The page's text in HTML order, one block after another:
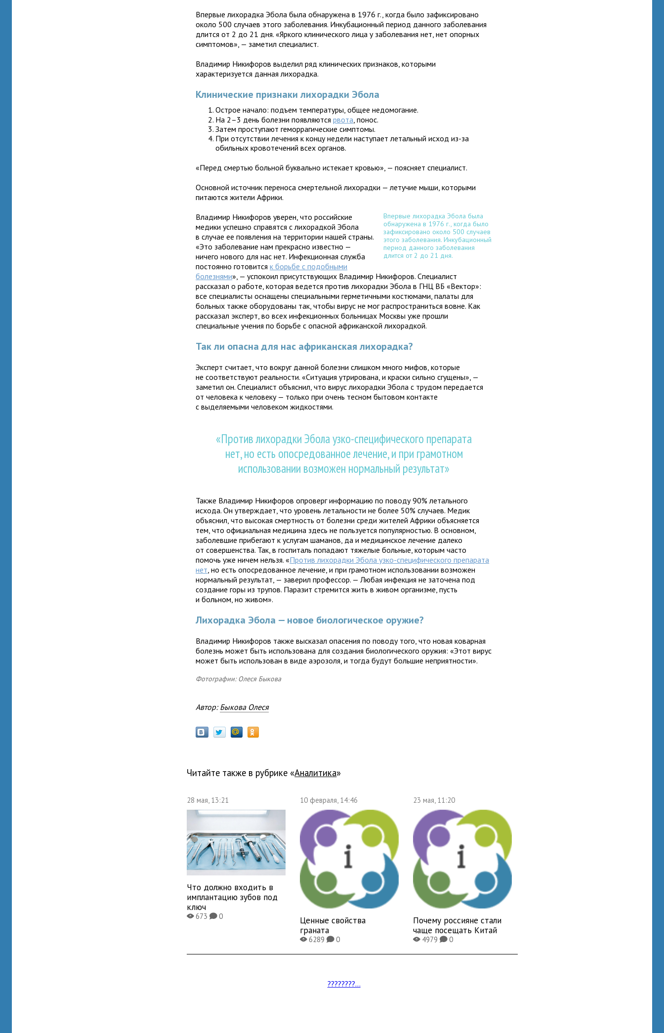
Впервые лихорадка Эбола была обнаружена в 1976 г., когда было зафиксировано
около 500 случаев этого заболевания. Инкубационный период данного заболевания
длится от 2 до 21 дня. «Яркого клинического лица у заболевания нет, нет опорных
симптомов», — заметил специалист.
Владимир Никифоров выделил ряд клинических признаков, которыми
характеризуется данная лихорадка.
Клинические признаки лихорадки Эбола
Острое начало: подъем температуры, общее недомогание.
На 2–3 день болезни появляютсярвота, понос.
Затем проступают геморрагические симптомы.
При отсутствии лечения к концу недели наступает летальный исход из-за
обильных кровотечений всех органов.
«Перед смертью больной буквально истекает кровью», — поясняет специалист.
Основной источник переноса смертельной лихорадки — летучие мыши, которыми
питаются жители Африки.
Впервые лихорадка Эбола была
обнаружена в 1976 г., когда было
зафиксировано около 500 случаев
этого заболевания. Инкубационный
период данного заболевания
длится от 2 до 21 дня.
Владимир Никифоров уверен, что российские
медики успешно справятся с лихорадкой Эбола
в случае ее появления на территории нашей страны.
«Это заболевание нам прекрасно известно —
ничего нового для нас нет. Инфекционная служба
постоянно готовитсяк борьбе с подобными
болезнями», — успокоил присутствующих Владимир Никифоров. Специалист
рассказал о работе, которая ведется против лихорадки Эбола в ГНЦ ВБ «Вектор»:
все специалисты оснащены специальными герметичными костюмами, палаты для
больных также оборудованы так, чтобы вирус не мог распространиться вовне. Как
рассказал эксперт, во всех инфекционных больницах Москвы уже прошли
специальные учения по борьбе с опасной африканской лихорадкой.
Так ли опасна для нас африканская лихорадка?
Эксперт считает, что вокруг данной болезни слишком много мифов, которые
не соответствуют реальности. «Ситуация утрирована, и краски сильно сгущены», —
заметил он. Специалист объяснил, что вирус лихорадки Эбола с трудом передается
от человека к человеку — только при очень тесном бытовом контакте
с выделяемыми человеком жидкостями.
«Против лихорадки Эбола узко-специфического препарата
нет, но есть опосредованное лечение, и при грамотном
использовании возможен нормальный результат»
Также Владимир Никифоров опроверг информацию по поводу 90% летального
исхода. Он утверждает, что уровень летальности не более 50% случаев. Медик
объяснил, что высокая смертность от болезни среди жителей Африки объясняется
тем, что официальная медицина здесь не пользуется популярностью. В основном,
заболевшие прибегают к услугам шаманов, да и медицинское лечение далеко
от совершенства. Так, в госпиталь попадают тяжелые больные, которым часто
помочь уже ничем нельзя. «Против лихорадки Эбола узко-специфического препарата
нет, но есть опосредованное лечение, и при грамотном использовании возможен
нормальный результат, — заверил профессор. — Любая инфекция не заточена под
создание горы из трупов. Паразит стремится жить в живом организме, пусть
и больном, но живом».
Лихорадка Эбола — новое биологическое оружие?
Владимир Никифоров также высказал опасения по поводу того, что новая коварная
болезнь может быть использована для создания биологического оружия: «Этот вирус
может быть использован в виде аэрозоля, и тогда будут большие неприятности».
Фотографии: Олеся Быкова
Автор: Быкова Олеся
Читайте также в рубрике « Аналитика»
28 мая, 13:21
Что должно входить в
имплантацию зубов под
ключ
X673K0
10 февраля, 14:46
Ценные свойства
граната
X6289K0
23 мая, 11:20
Почему россияне стали
чаще посещать Китай
X4979K0
????????...